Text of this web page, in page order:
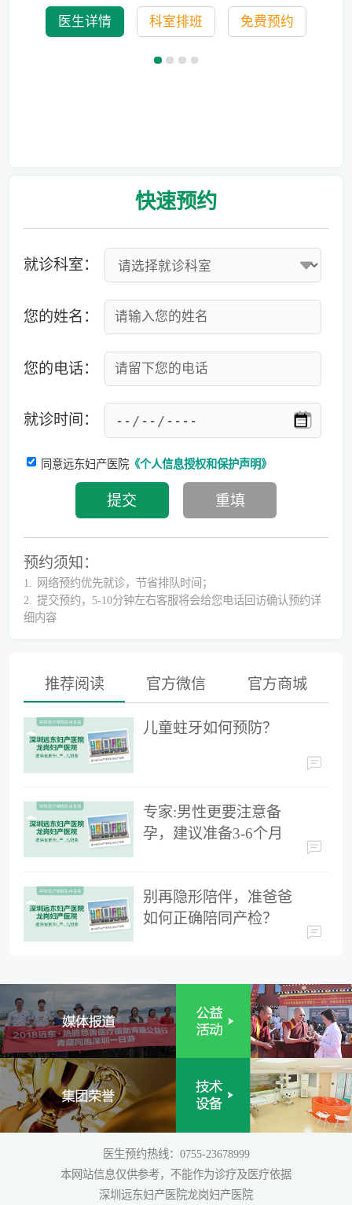
爱有光，愈未来！深圳远东龙岗妇产医院儿童康复专科正式启航！
儿童蛀牙如何预防？
专家:男性更要注意备孕，建议准备3-6个月时间
医生详情 科室排班 免费预约
快速预约
就诊科室：
您的姓名：
您的电话：
就诊时间：
同意远东妇产医院《个人信息授权和保护声明》
预约须知：
1.
网络预约优先就诊，节省排队时间；
2.
提交预约，5-10分钟左右客服将会给您电话回访确认预约详
细内容
推荐阅读 官方微信 官方商城
儿童蛀牙如何预防？
专家:男性更要注意备
孕，建议准备3-6个月
别再隐形陪伴，准爸爸
如何正确陪同产检？
医生预约热线：0755-23678999
本网站信息仅供参考，不能作为诊疗及医疗依据
深圳远东妇产医院龙岗妇产医院